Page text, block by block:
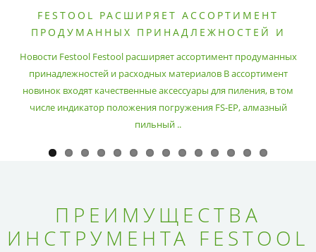
FESTOOL РАСШИРЯЕТ АССОРТИМЕНТ
ПРОДУМАННЫХ ПРИНАДЛЕЖНОСТЕЙ И
Новости Festool Festool расширяет ассортимент продуманных
принадлежностей и расходных материалов В ассортимент
новинок входят качественные аксессуары для пиления, в том
числе индикатор положения погружения FS-EP, алмазный
пильный ..
ПРЕИМУЩЕСТВА
ИНСТРУМЕНТА FESTOOL